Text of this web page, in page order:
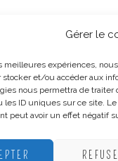
Gérer le
meilleures expériences,
stocker et/ou accéder aux
nous permettra de
les ID uniques sur ce site.
peut avoir un effet négatif